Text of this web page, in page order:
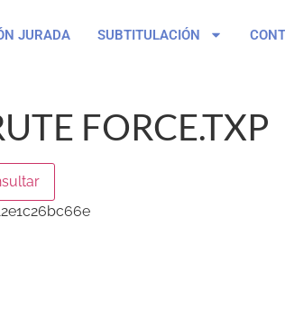
JURADA SUBTITULACIÓN
FORCE.TXP